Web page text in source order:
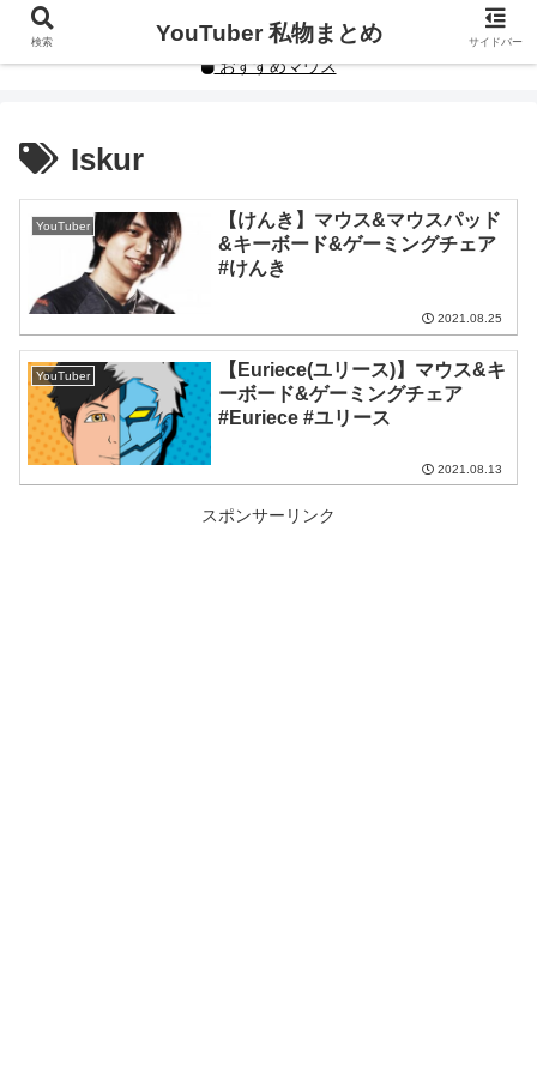
YouTuberや人気インフルエンサーの私物まとめです。
おすすめマウス
Iskur
YouTuber
【けんき】マウス&マウスパッド
&キーボード&ゲーミングチェア
#けんき
2021.08.25
YouTuber
【Euriece(ユリース)】マウス&キ
ーボード&ゲーミングチェア
#Euriece #ユリース
2021.08.13
スポンサーリンク
検索 YouTuber 私物まとめ サイドバー